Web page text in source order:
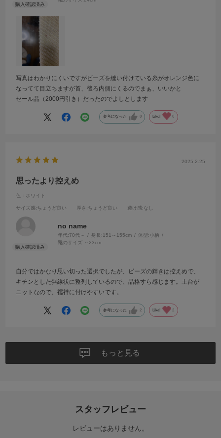
写真はわかりにくいですがビーズを縫い付けている糸がオレンジ色に
なってて目立ちますが首、後ろ内側にくるのでまぁ、いいかと
セール品（2000円引き）だったのでよしとします
参考になった 0 Like! 0
2025.2.25
思ったより控えめ
色：ホワイト
サイズ感:ちょうど良い 厚さ :ちょうど良い 透け感:なし
no name
年代:70代～ 身長:151～155cm 体型:小柄
靴のサイズ: ～23cm
自分ではかなり思い切った選択でしたが、ビーズの輝きは控えめで、
キチンとした斜線状に整列しているので、品格すら感じます。土台が
ニットなので、襦袢に付けやすいです。
参考になった 2 Like! 2
もっと見る
スタッフレビュー
レビューはありません。